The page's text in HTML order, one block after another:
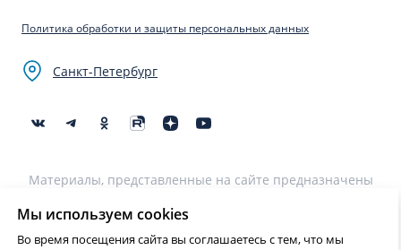
Политика обработки и защиты персональных данных
Санкт-Петербург
Материалы, представленные на сайте предназначены
использованы для постановки диагноза, назначения
лечения и не являются медицинскими рекомендациями.
Необходима консультация специалиста.
Мы используем cookies
Во время посещения сайта вы соглашаетесь с тем, что мы